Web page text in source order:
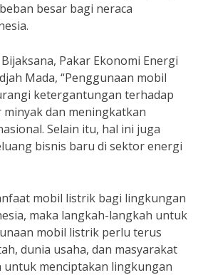
besar bagi neraca
Pakar Ekonomi Energi
Mada, “Penggunaan mobil
ketergantungan terhadap
dan meningkatkan
Selain itu, hal ini juga
bisnis baru di sektor energi
mobil listrik bagi lingkungan
maka langkah-langkah untuk
mobil listrik perlu terus
dunia usaha, dan masyarakat
untuk menciptakan lingkungan